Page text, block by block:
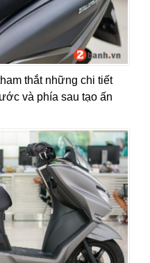
thắt những chi tiết
và phía sau tạo ấn